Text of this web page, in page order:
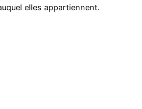
elles appartiennent.